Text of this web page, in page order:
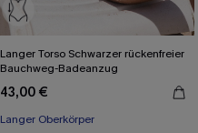
Langer Torso Schwarzer rückenfreier
Bauchweg-Badeanzug
43,00 €
Langer Oberkörper